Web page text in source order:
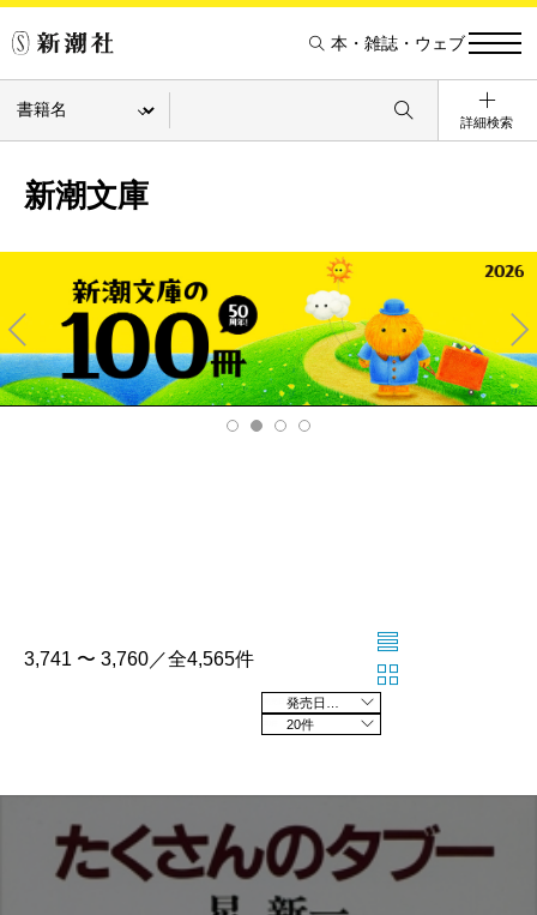
本・雑誌・ウェブ
詳細検索
新潮文庫
Pre
v
Ne
xt
3,741 〜 3,760／全4,565件
20件